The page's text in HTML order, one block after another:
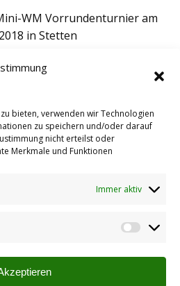
bieten, verwenden wir Technologien
zu speichern und/oder darauf
nicht erteilst oder
Merkmale und Funktionen
Immer aktiv
WM Vorrundenturnier am
in Stetten